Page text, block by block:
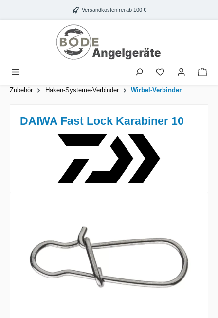
Zum Hauptinhalt springen Versandkostenfrei ab 100 €
Zubehör Haken-Systeme-Verbinder Wirbel-Verbinder
DAIWA Fast Lock Karabiner 10